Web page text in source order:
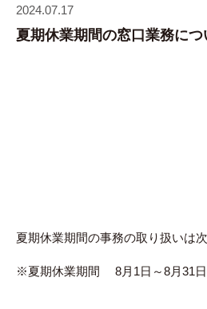
2024.07.17
夏期休業期間の窓口業務につ
夏期休業期間の事務の取り扱いは
※夏期休業期間 8月1日～8月31日